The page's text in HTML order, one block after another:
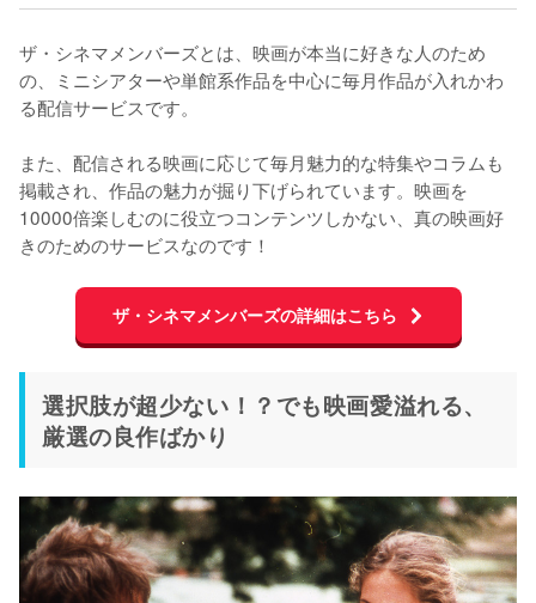
ザ・シネマメンバーズとは、映画が本当に好きな人のため
の、ミニシアターや単館系作品を中心に毎月作品が入れかわ
る配信サービスです。
また、配信される映画に応じて毎月魅力的な特集やコラムも
掲載され、作品の魅力が掘り下げられています。映画を
10000倍楽しむのに役立つコンテンツしかない、真の映画好
きのためのサービスなのです！
ザ・シネマメンバーズの詳細はこちら
選択肢が超少ない！？でも映画愛溢れる、
厳選の良作ばかり